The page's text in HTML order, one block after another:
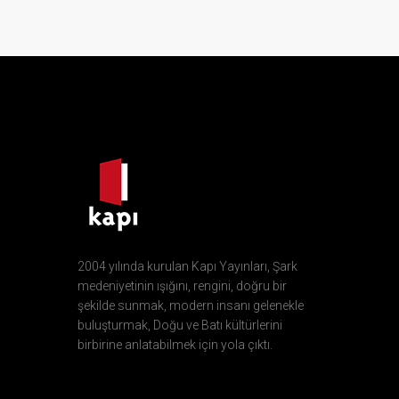
2004 yılında kurulan Kapı Yayınları, Şark
medeniyetinin ışığını, rengini, doğru bir
şekilde sunmak, modern insanı gelenekle
buluşturmak, Doğu ve Batı kültürlerini
birbirine anlatabilmek için yola çıktı.